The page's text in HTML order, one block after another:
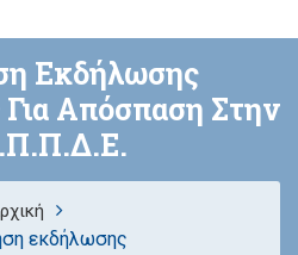
Εκδήλωσης
Απόσπαση Στην
εκδήλωσης